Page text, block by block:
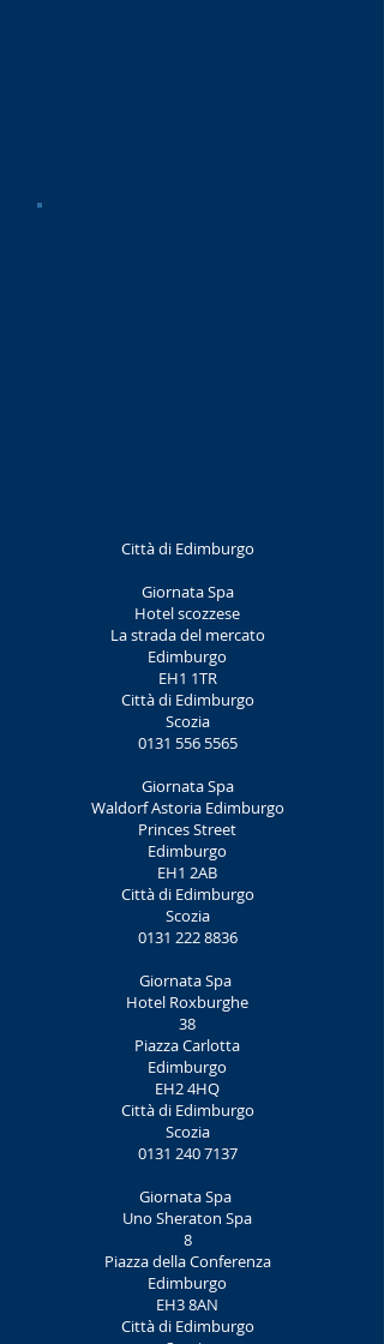
Città di Edimburgo
Giornata Spa
Hotel scozzese
La strada del mercato
Edimburgo
EH1 1TR
Città di Edimburgo
Scozia
0131 556 5565
Giornata Spa
Waldorf Astoria Edimburgo
Princes Street
Edimburgo
EH1 2AB
Città di Edimburgo
Scozia
0131 222 8836
Giornata Spa
Hotel Roxburghe
38
Piazza Carlotta
Edimburgo
EH2 4HQ
Città di Edimburgo
Scozia
0131 240 7137
Giornata Spa
Uno Sheraton Spa
8
Piazza della Conferenza
Edimburgo
EH3 8AN
Città di Edimburgo